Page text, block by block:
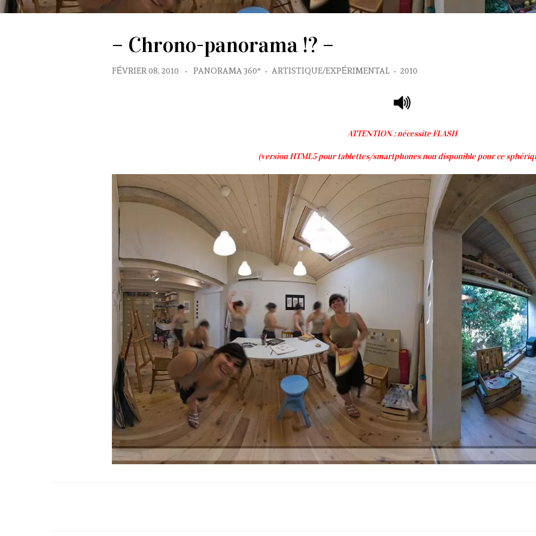
– Chrono-panorama !? –
FÉVRIER 08, 2010 • PANORAMA 360° • ARTISTIQUE/EXPÉRIMENTAL • 2010
ATTENTION : nécessite FLASH
(version HTML5 pour tablettes/smartphones non disponible pour ce